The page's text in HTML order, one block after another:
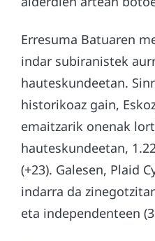
Erresuma Batuaren
indar subiranistek
hauteskundeetan.
historikoaz gain,
emaitzarik onenak
hauteskundeetan,
(+23). Galesen, Plaid
indarra da
eta independenteen